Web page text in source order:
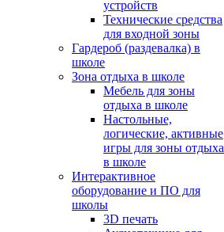
устройств
Технические средства
для входной зоны
Гардероб (раздевалка) в
школе
Зона отдыха в школе
Мебель для зоны
отдыха в школе
Настольные,
логические, активные
игры для зоны отдыха
в школе
Интерактивное
оборудование и ПО для
школы
3D печать